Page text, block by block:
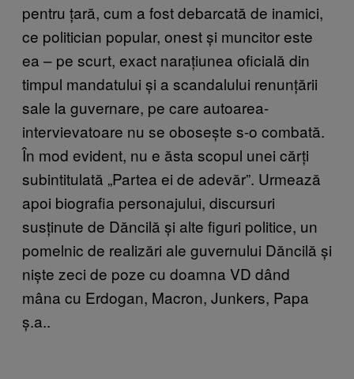
pentru țară, cum a fost debarcată de inamici,
ce politician popular, onest și muncitor este
ea – pe scurt, exact narațiunea oficială din
timpul mandatului și a scandalului renunțării
sale la guvernare, pe care autoarea-
intervievatoare nu se obosește s-o combată.
În mod evident, nu e ăsta scopul unei cărți
subintitulată „Partea ei de adevăr”. Urmează
apoi biografia personajului, discursuri
susținute de Dăncilă și alte figuri politice, un
pomelnic de realizări ale guvernului Dăncilă și
niște zeci de poze cu doamna VD dând
mâna cu Erdogan, Macron, Junkers, Papa
ș.a..